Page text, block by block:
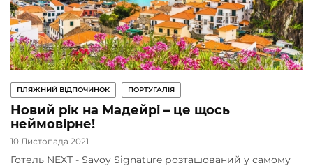
ПЛЯЖНИЙ ВІДПОЧИНОК ПОРТУГАЛІЯ
Новий рік на Мадейрі – це щось
неймовірне!
10 Листопада 2021
Готель NEXT - Savoy Signature розташований у самому